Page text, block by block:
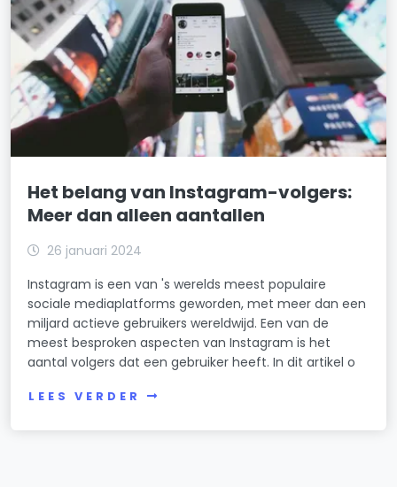
Het belang van Instagram-volgers:
Meer dan alleen aantallen
26 januari 2024
Instagram is een van 's werelds meest populaire
sociale mediaplatforms geworden, met meer dan een
miljard actieve gebruikers wereldwijd. Een van de
meest besproken aspecten van Instagram is het
aantal volgers dat een gebruiker heeft. In dit artikel o
LEES VERDER